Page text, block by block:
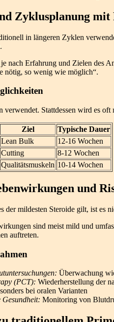
Zyklusplanung mit
in längeren Zyklen
nach Erfahrung und Zielen des
nötig, so wenig wie möglich“.
verwendet. Stattdessen wird es
Ziel
Typische Dauer
Lean Bulk
12-16 Wochen
Cutting
8-12 Wochen
Qualitätsmuskeln 10-14 Wochen
und
der mildesten Steroide gilt, ist es
sind meist mild und
auftreten.
Überwachung
(PCT): Wiederherstellung der
bei oralen Varianten
Monitoring von